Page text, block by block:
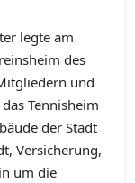
legte am
des
und
Tennisheim
der Stadt
Versicherung,
um die